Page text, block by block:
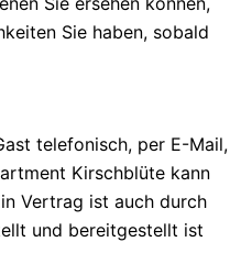
Sie haben, sobald
telefonisch, per E-Mail,
Kirschblüte kann
Vertrag ist auch durch
und bereitgestellt ist